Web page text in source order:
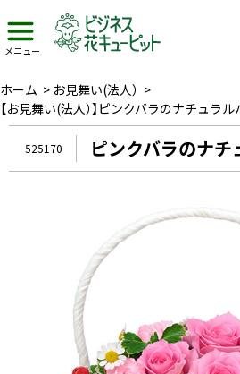
メニュー
ホーム > お見舞い(法人） >
【お見舞い(法人）】ピンクバラのナチュラ
525170 ピンクバラのナ